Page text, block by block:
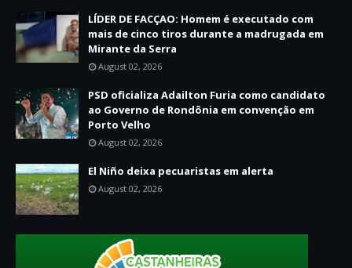
LÍDER DE FACÇAO: Homem é executado com
mais de cinco tiros durante a madrugada em
Mirante da Serra
August 02, 2026
PSD oficializa Adailton Furia como candidato
ao Governo de Rondônia em convenção em
Porto Velho
August 02, 2026
El Niño deixa pecuaristas em alerta
August 02, 2026